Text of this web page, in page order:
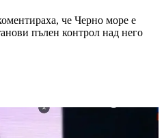
че Черно море е
пълен контрол над него